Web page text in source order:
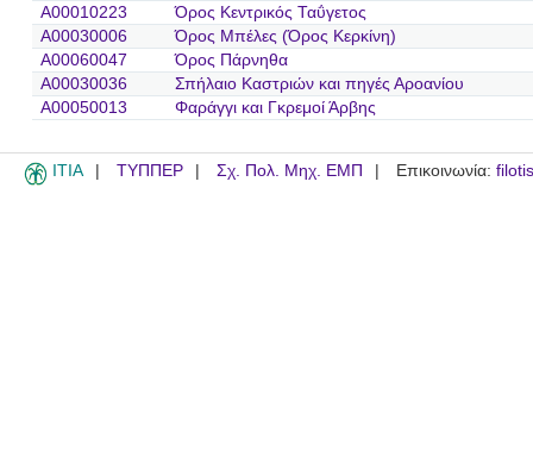
A00010223
Όρος Κεντρικός Ταΰγετος
A00030006
Όρος Μπέλες (Όρος Κερκίνη)
A00060047
Όρος Πάρνηθα
A00030036
Σπήλαιο Καστριών και πηγές Αροανίου
A00050013
Φαράγγι και Γκρεμοί Άρβης
ITIA ΤΥΠΠΕΡ Σχ. Πολ. Μηχ. ΕΜΠ Επικοινωνία: